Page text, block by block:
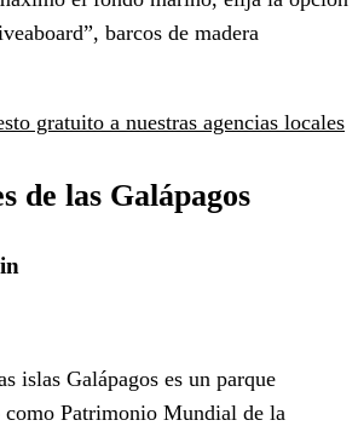
barcos de madera
gratuito a nuestras agencias locales
de las Galápagos
islas Galápagos es un parque
Patrimonio Mundial de la